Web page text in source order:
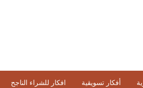
أفكار تسويقية افكار للشراء الناجح